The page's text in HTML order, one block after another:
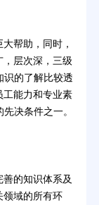
帮助，同时，
层次深，三级
识的了解比较透
工能力和专业素
决条件之一。
的知识体系及
领域的所有环